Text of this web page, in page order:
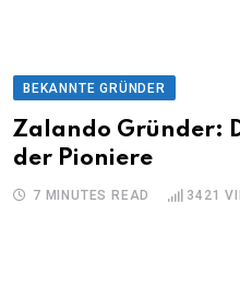
BEKANNTE GRÜNDER
Zalando Gründer:
der Pioniere
7 MINUTES READ 3421